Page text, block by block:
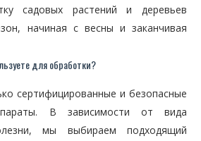
садовых растений и деревьев
начиная с весны и заканчивая
для обработки?
сертифицированные и безопасные
В зависимости от вида
мы выбираем подходящий